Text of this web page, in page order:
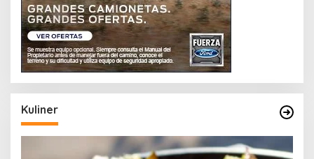
Kuliner